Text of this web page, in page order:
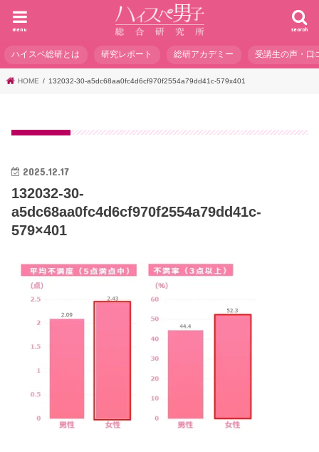
search
menu
ハイスペ総研とは 研究レポート 総研アカデミー 受講生の声・口
HOME 132032-30-a5dc68aa0fc4d6cf970f2554a79dd41c-579x401
2025.12.17
132032-30-
a5dc68aa0fc4d6cf970f2554a79dd41c-
579×401